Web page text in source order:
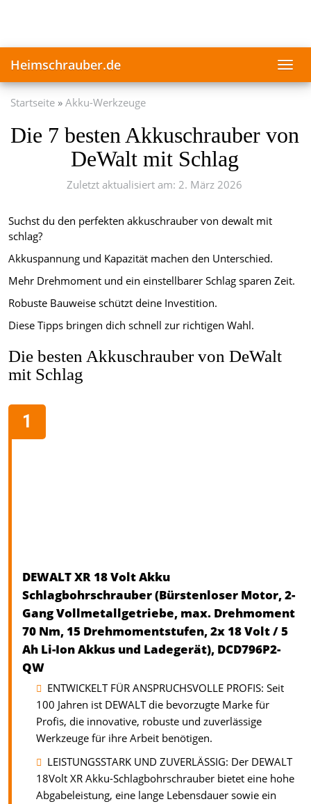
Heimschrauber.de
Startseite Akku-Werkzeuge
Die 7 besten Akkuschrauber von
DeWalt mit Schlag
Zuletzt aktualisiert am: 2. März 2026
Suchst du den perfekten akkuschrauber von dewalt mit
schlag?
Akkuspannung und Kapazität machen den Unterschied.
Mehr Drehmoment und ein einstellbarer Schlag sparen Zeit.
Robuste Bauweise schützt deine Investition.
Diese Tipps bringen dich schnell zur richtigen Wahl.
Die besten Akkuschrauber von DeWalt
mit Schlag
DEWALT XR 18 Volt Akku
Schlagbohrschrauber (Bürstenloser Motor, 2-
Gang Vollmetallgetriebe, max. Drehmoment
70 Nm, 15 Drehmomentstufen, 2x 18 Volt / 5
Ah Li-Ion Akkus und Ladegerät), DCD796P2-
QW
ENTWICKELT FÜR ANSPRUCHSVOLLE PROFIS: Seit
100 Jahren ist DEWALT die bevorzugte Marke für
Profis, die innovative, robuste und zuverlässige
Werkzeuge für ihre Arbeit benötigen.
LEISTUNGSSTARK UND ZUVERLÄSSIG: Der DEWALT
18Volt XR Akku-Schlagbohrschrauber bietet eine hohe
Abgabeleistung, eine lange Lebensdauer sowie ein